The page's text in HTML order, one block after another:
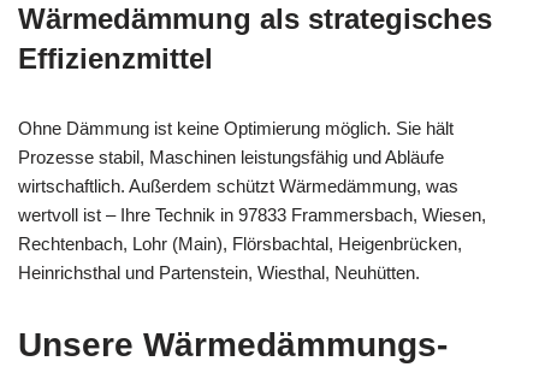
Wärmedämmung als strategisches
Effizienzmittel
Ohne Dämmung ist keine Optimierung möglich. Sie hält
Prozesse stabil, Maschinen leistungsfähig und Abläufe
wirtschaftlich. Außerdem schützt Wärmedämmung, was
wertvoll ist – Ihre Technik in 97833 Frammersbach, Wiesen,
Rechtenbach, Lohr (Main), Flörsbachtal, Heigenbrücken,
Heinrichsthal und Partenstein, Wiesthal, Neuhütten.
Unsere Wärmedämmungs-